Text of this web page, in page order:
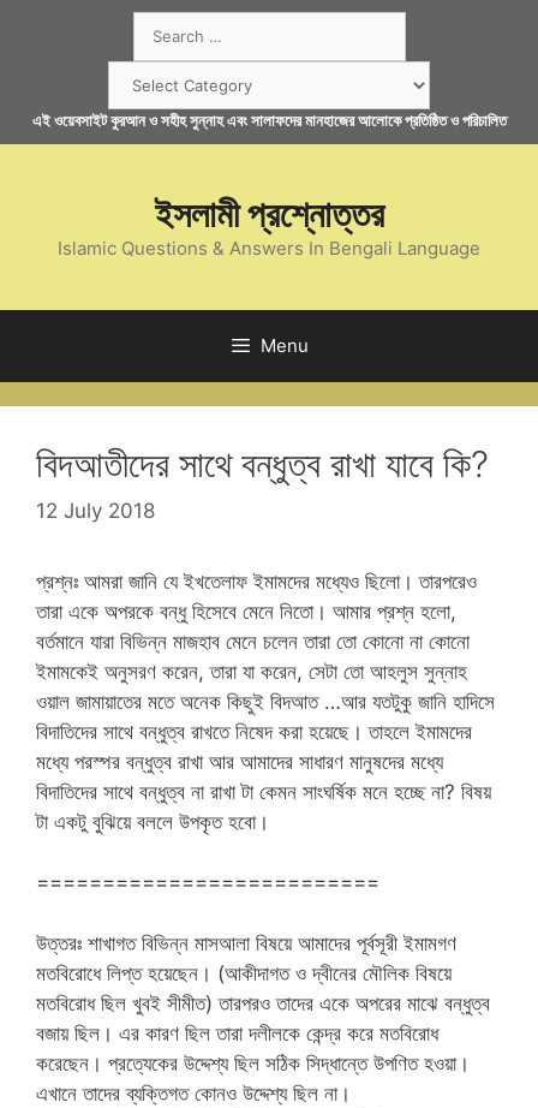
for:
এই ওয়েবসাইট কুরআন ও সহীহ সুন্নাহ এবং সালাফদের মানহাজের আলোকে প্রতিষ্ঠিত ও পরিচালিত
ইসলামী প্রশ্নোত্তর
Islamic Questions & Answers In Bengali Language
Menu
বিদআতীদের সাথে বন্ধুত্ব রাখা যাবে কি?
12 July 2018
প্রশ্নঃ আমরা জানি যে ইখতেলাফ ইমামদের মধ্যেও ছিলো। তারপরেও
তারা একে অপরকে বন্ধু হিসেবে মেনে নিতো। আমার প্রশ্ন হলো,
বর্তমানে যারা বিভিন্ন মাজহাব মেনে চলেন তারা তো কোনো না কোনো
ইমামকেই অনুসরণ করেন, তারা যা করেন, সেটা তো আহলুস সুন্নাহ
ওয়াল জামায়াতের মতে অনেক কিছুই বিদআত …আর যতটুকু জানি হাদিসে
বিদাতিদের সাথে বন্ধুত্ব রাখতে নিষেদ করা হয়েছে। তাহলে ইমামদের
মধ্যে পরস্পর বন্ধুত্ব রাখা আর আমাদের সাধারণ মানুষদের মধ্যে
বিদাতিদের সাথে বন্ধুত্ব না রাখা টা কেমন সাংঘর্ষিক মনে হচ্ছে না? বিষয়
টা একটু বুঝিয়ে বললে উপকৃত হবো।
==========================
উত্তরঃ শাখাগত বিভিন্ন মাসআলা বিষয়ে আমাদের পূর্বসূরী ইমামগণ
মতবিরোধে লিপ্ত হয়েছেন। (আকীদাগত ও দ্বীনের মৌলিক বিষয়ে
মতবিরোধ ছিল খুবই সীমীত) তারপরও তাদের একে অপরের মাঝে বন্ধুত্ব
বজায় ছিল। এর কারণ ছিল তারা দলীলকে কেন্দ্র করে মতবিরোধ
করেছেন। প্রত্যেকের উদ্দেশ্য ছিল সঠিক সিদ্ধান্তে উপণিত হওয়া।
এখানে তাদের ব্যক্তিগত কোনও উদ্দেশ্য ছিল না।